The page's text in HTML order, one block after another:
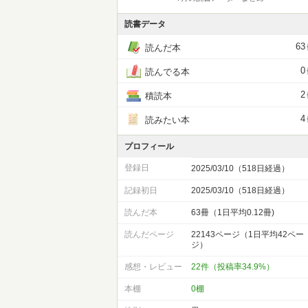
読書データ
読んだ本 63
読んでる本 0
積読本 2
読みたい本 4
プロフィール
登録日 2025/03/10（518日経過）
記録初日 2025/03/10（518日経過）
読んだ本 63冊（1日平均0.12冊)
読んだページ
22143ページ（1日平均42ペー
ジ）
感想・レビュー 22件（投稿率34.9%）
本棚 0棚